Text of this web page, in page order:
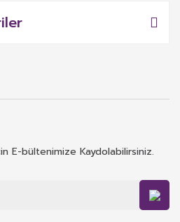
E-bültenimize Kaydolabilirsiniz.